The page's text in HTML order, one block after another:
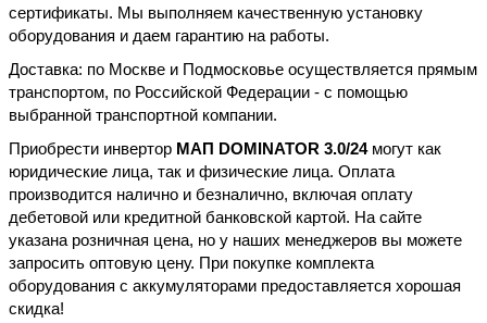
сертификаты. Мы выполняем качественную установку
оборудования и даем гарантию на работы.
Доставка: по Москве и Подмосковье осуществляется прямым
транспортом, по Российской Федерации - с помощью
выбранной транспортной компании.
Приобрести инвертор МАП DOMINATOR 3.0/24могут как
юридические лица, так и физические лица. Оплата
производится налично и безналично, включая оплату
дебетовой или кредитной банковской картой. На сайте
указана розничная цена, но у наших менеджеров вы можете
запросить оптовую цену. При покупке комплекта
оборудования с аккумуляторами предоставляется хорошая
скидка!